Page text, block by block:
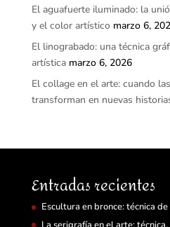
El aguafuerte iluminado: la
y el color artístico marzo 6,
El linograbado: una técnica
artística marzo 6, 2026
El collage en el arte: cuando
transforman en nuevas
Entradas recientes
Escultura en bronce: técnica